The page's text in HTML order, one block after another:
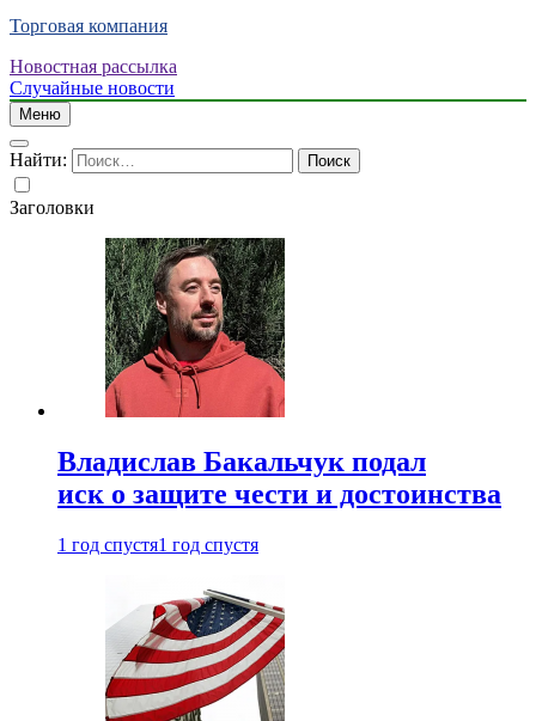
Торговая компания
Новостная рассылка
Случайные новости
Меню
Найти:
Заголовки
Владислав Бакальчук подал
иск о защите чести и достоинства
1 год спустя1 год спустя